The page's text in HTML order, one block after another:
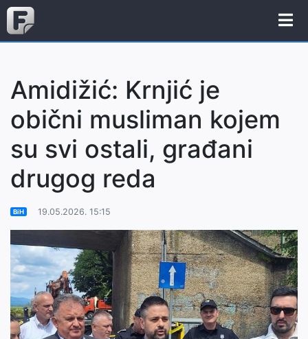
Amidižić: Krnjić je
obični musliman kojem
su svi ostali, građani
drugog reda
BiH 19.05.2026. 15:15